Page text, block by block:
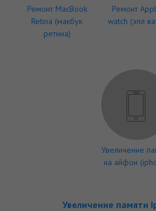
Ремонт MacBook
Retina (макбук
ретина)
Ремонт
watch (эпл
Увеличение
на айфон
Увеличение памяти